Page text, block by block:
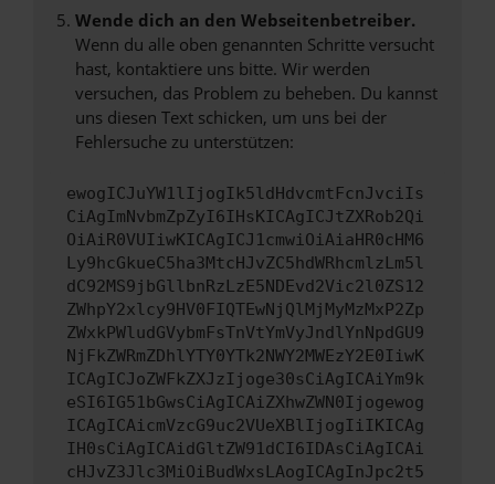
Wende dich an den Webseitenbetreiber.
Wenn du alle oben genannten Schritte versucht
hast, kontaktiere uns bitte. Wir werden
versuchen, das Problem zu beheben. Du kannst
uns diesen Text schicken, um uns bei der
Fehlersuche zu unterstützen:
ewogICJuYW1lIjogIk5ldHdvcmtFcnJvciIs
CiAgImNvbmZpZyI6IHsKICAgICJtZXRob2Qi
OiAiR0VUIiwKICAgICJ1cmwiOiAiaHR0cHM6
Ly9hcGkueC5ha3MtcHJvZC5hdWRhcmlzLm5l
dC92MS9jbGllbnRzLzE5NDEvd2Vic2l0ZS12
ZWhpY2xlcy9HV0FIQTEwNjQlMjMyMzMxP2Zp
ZWxkPWludGVybmFsTnVtYmVyJndlYnNpdGU9
NjFkZWRmZDhlYTY0YTk2NWY2MWEzY2E0IiwK
ICAgICJoZWFkZXJzIjoge30sCiAgICAiYm9k
eSI6IG51bGwsCiAgICAiZXhwZWN0Ijogewog
ICAgICAicmVzcG9uc2VUeXBlIjogIiIKICAg
IH0sCiAgICAidGltZW91dCI6IDAsCiAgICAi
cHJvZ3Jlc3MiOiBudWxsLAogICAgInJpc2t5